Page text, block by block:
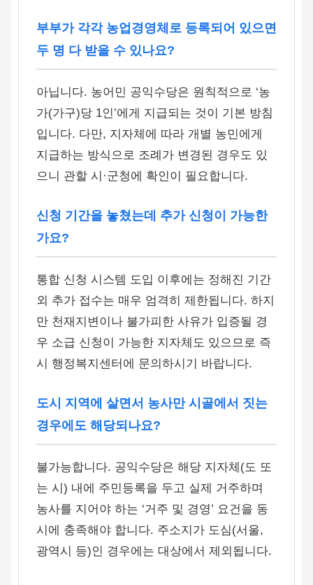
부부가 각각 농업경영체로 등록되어 있으면
두 명 다 받을 수 있나요?
아닙니다. 농어민 공익수당은 원칙적으로 ‘농
가(가구)당 1인’에게 지급되는 것이 기본 방침
입니다. 다만, 지자체에 따라 개별 농민에게
지급하는 방식으로 조례가 변경된 경우도 있
으니 관할 시·군청에 확인이 필요합니다.
신청 기간을 놓쳤는데 추가 신청이 가능한
가요?
통합 신청 시스템 도입 이후에는 정해진 기간
외 추가 접수는 매우 엄격히 제한됩니다. 하지
만 천재지변이나 불가피한 사유가 입증될 경
우 소급 신청이 가능한 지자체도 있으므로 즉
시 행정복지센터에 문의하시기 바랍니다.
도시 지역에 살면서 농사만 시골에서 짓는
경우에도 해당되나요?
불가능합니다. 공익수당은 해당 지자체(도 또
는 시) 내에 주민등록을 두고 실제 거주하며
농사를 지어야 하는 ‘거주 및 경영’ 요건을 동
시에 충족해야 합니다. 주소지가 도심(서울,
광역시 등)인 경우에는 대상에서 제외됩니다.